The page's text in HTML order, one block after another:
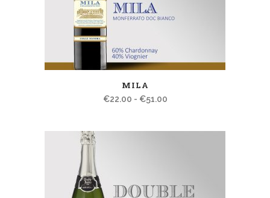
MILA
€22.00 - €51.00Fascia
prezzo:
€51.00